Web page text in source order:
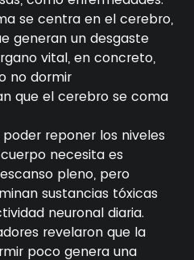
se centra en el cerebro,
generan un desgaste
vital, en concreto,
no dormir
que el cerebro se coma
reponer los niveles
necesita es
pleno, pero
sustancias tóxicas
neuronal diaria.
revelaron que la
poco genera una